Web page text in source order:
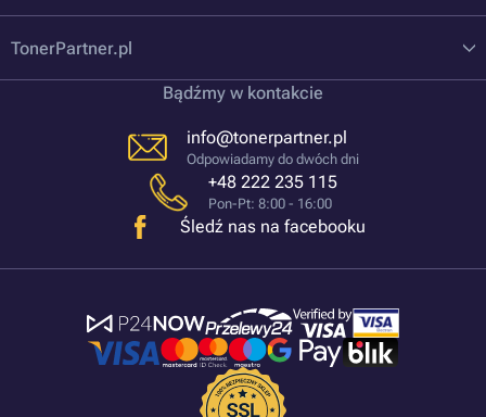
TonerPartner.pl
Bądźmy w kontakcie
info@tonerpartner.pl
Odpowiadamy do dwóch dni
+48 222 235 115
Pon-Pt: 8:00 - 16:00
Śledź nas na facebooku